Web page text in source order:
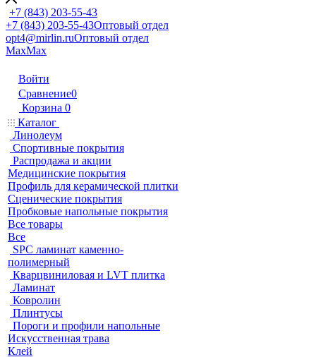
+7 (843) 203-55-43
+7 (843) 203-55-43Оптовый отдел
opt4@mirlin.ruОптовый отдел
MaxMax
Войти
Сравнение0
Корзина 0
Каталог
Линолеум
Спортивные покрытия
Распродажа и акции
Медицинские покрытия
Профиль для керамической плитки
Сценические покрытия
Пробковые напольные покрытия
Все товары
Все
SPC ламинат каменно-
полимерный
Кварцвиниловая и LVT плитка
Ламинат
Ковролин
Плинтусы
Пороги и профили напольные
Искусственная трава
Клей